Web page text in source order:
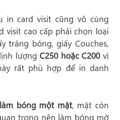
in card visit cũng vô cùng
visit cao cấp phải chọn loại
tráng bóng, giấy Couches,
lượngC250 hoặc C200vì
rất phù hợp để in danh
làm bóng một mặt, mặt còn
trọng nên làm bóng mờ